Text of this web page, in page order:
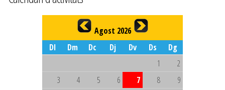
Agost 2026
Dl
Dm Dc Dj Dv Ds
Dg
1
2
3
4 5 6 7 8
9